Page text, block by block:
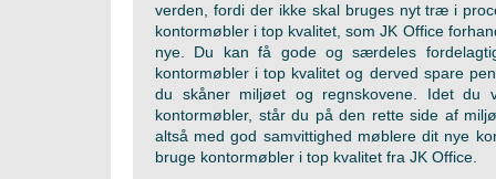
verden, fordi der ikke skal bruges nyt træ i
kontormøbler i top kvalitet, som JK Office
nye. Du kan få gode og særdeles
kontormøbler i top kvalitet og derved spare
du skåner miljøet og regnskovene. Idet du
kontormøbler, står du på den rette side af
altså med god samvittighed møblere dit nye
bruge kontormøbler i top kvalitet fra JK Office.